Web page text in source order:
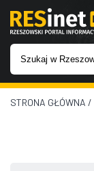
WIADOMOŚCI
STRONA GŁÓWNA /